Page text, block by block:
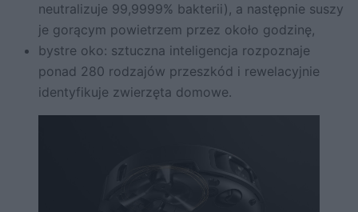
neutralizuje 99,9999% bakterii), a następnie suszy
je gorącym powietrzem przez około godzinę,
bystre oko: sztuczna inteligencja rozpoznaje
ponad 280 rodzajów przeszkód i rewelacyjnie
identyfikuje zwierzęta domowe.